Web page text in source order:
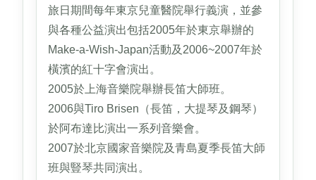
旅日期間每年東京兒童醫院舉行義演，並參
與各種公益演出包括2005年於東京舉辦的
Make-a-Wish-Japan活動及2006~2007年於
橫濱的紅十字會演出。
2005於上海音樂院舉辦長笛大師班。
2006與Tiro Brisen（長笛，大提琴及鋼琴）
於阿布達比演出一系列音樂會。
2007於北京國家音樂院及青島夏季長笛大師
班與豎琴共同演出。